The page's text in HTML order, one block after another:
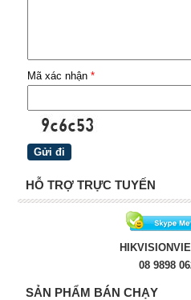
Mã xác nhận *
HỖ TRỢ TRỰC TUYẾN
08 9898
SẢN PHẨM BÁN CHẠY